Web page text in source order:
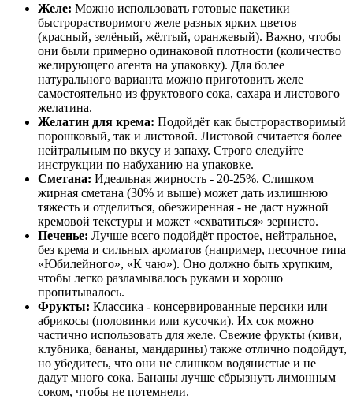
Желе: Можно использовать готовые пакетики
быстрорастворимого желе разных ярких цветов
(красный, зелёный, жёлтый, оранжевый). Важно, чтобы
они были примерно одинаковой плотности (количество
желирующего агента на упаковку). Для более
натурального варианта можно приготовить желе
самостоятельно из фруктового сока, сахара и листового
желатина.
Желатин для крема: Подойдёт как быстрорастворимый
порошковый, так и листовой. Листовой считается более
нейтральным по вкусу и запаху. Строго следуйте
инструкции по набуханию на упаковке.
Сметана: Идеальная жирность - 20-25%. Слишком
жирная сметана (30% и выше) может дать излишнюю
тяжесть и отделиться, обезжиренная - не даст нужной
кремовой текстуры и может «схватиться» зернисто.
Печенье: Лучше всего подойдёт простое, нейтральное,
без крема и сильных ароматов (например, песочное типа
«Юбилейного», «К чаю»). Оно должно быть хрупким,
чтобы легко разламывалось руками и хорошо
пропитывалось.
Фрукты: Классика - консервированные персики или
абрикосы (половинки или кусочки). Их сок можно
частично использовать для желе. Свежие фрукты (киви,
клубника, бананы, мандарины) также отлично подойдут,
но убедитесь, что они не слишком водянистые и не
дадут много сока. Бананы лучше сбрызнуть лимонным
соком, чтобы не потемнели.